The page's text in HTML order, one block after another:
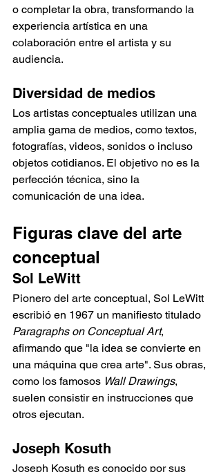
o completar la obra, transformando la
experiencia artística en una
colaboración entre el artista y su
audiencia.
Diversidad de medios
Los artistas conceptuales utilizan una
amplia gama de medios, como textos,
fotografías, videos, sonidos o incluso
objetos cotidianos. El objetivo no es la
perfección técnica, sino la
comunicación de una idea.
Figuras clave del arte
conceptual
Sol LeWitt
Pionero del arte conceptual, Sol LeWitt
escribió en 1967 un manifiesto titulado
Paragraphs on Conceptual Art,
afirmando que "la idea se convierte en
una máquina que crea arte". Sus obras,
como los famosos Wall Drawings,
suelen consistir en instrucciones que
otros ejecutan.
Joseph Kosuth
Joseph Kosuth es conocido por sus